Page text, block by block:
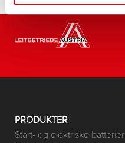
PRODUKTER
Start- og elektriske batterier